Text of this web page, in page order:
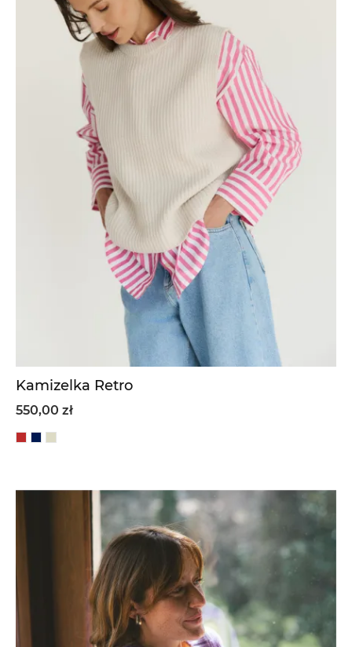
Kamizelka Retro
550,00 zł